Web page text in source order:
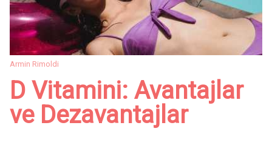
Armin Rimoldi
D Vitamini: Avantajlar
ve Dezavantajlar